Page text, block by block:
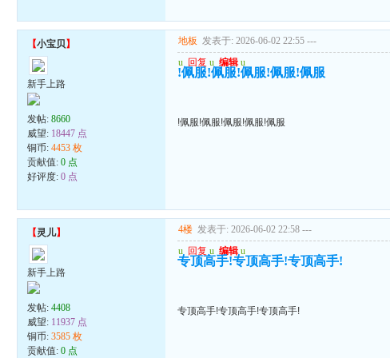
【小宝贝】
新手上路
发帖:8660
威望: 18447 点
铜币:4453 枚
贡献值:0 点
好评度:0 点
地板 发表于: 2026-06-02 22:55 ---
u 回复 u 编辑 u
!佩服!佩服!佩服!佩服!佩服
!佩服!佩服!佩服!佩服!佩服
【灵儿】
新手上路
发帖:4408
威望: 11937 点
铜币:3585 枚
贡献值:0 点
4楼 发表于: 2026-06-02 22:58 ---
u 回复 u 编辑 u
专顶高手!专顶高手!专顶高手!
专顶高手!专顶高手!专顶高手!